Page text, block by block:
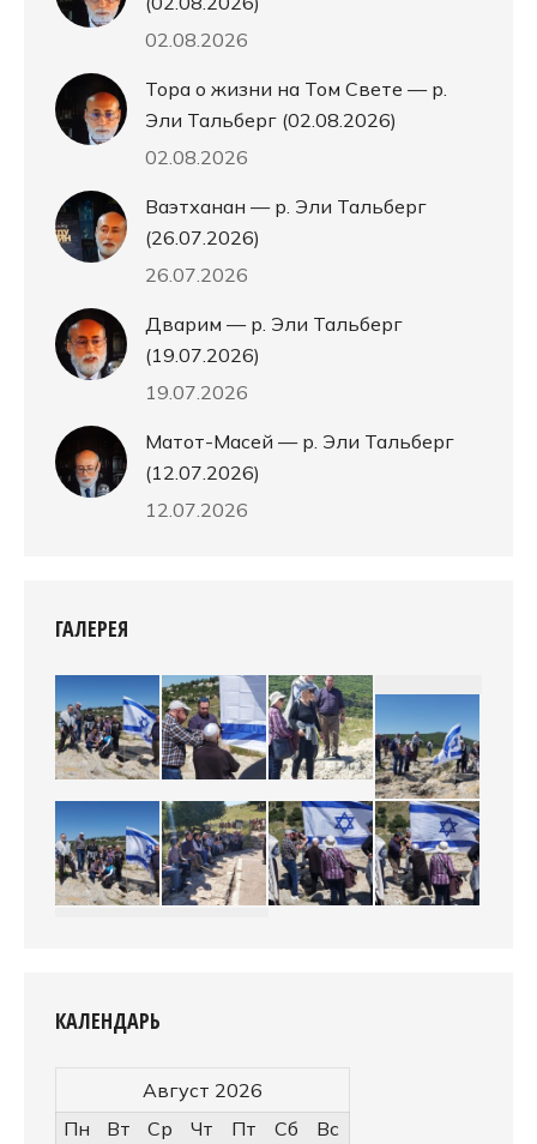
02.08.2026
Тора о жизни на Том Свете — р.
Эли Тальберг (02.08.2026)
02.08.2026
Ваэтханан — р. Эли Тальберг
(26.07.2026)
26.07.2026
Дварим — р. Эли Тальберг
(19.07.2026)
19.07.2026
Матот-Масей — р. Эли Тальберг
(12.07.2026)
12.07.2026
ГАЛЕРЕЯ
КАЛЕНДАРЬ
Август 2026
Пн
Вт Ср Чт Пт Сб
Вс